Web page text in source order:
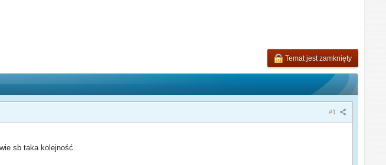
Temat jest zamknięty
#1
sb taka kolejność